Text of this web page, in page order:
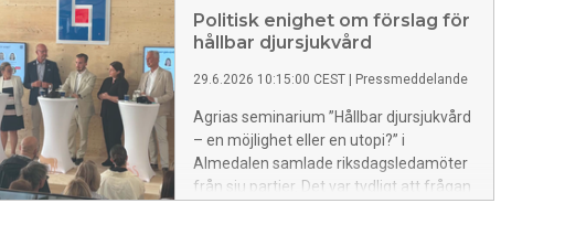
värmeslag och algförgiftning finns bland
de mest återkommande
många hundar som drabbas varje år och
olyckan kan vara framme när man minst
anar det, säger Agrias chefsveterinär
Lotta Möller Koivisto och bjuder på tips
inför semestern.
Politisk enighet om förslag för
hållbar djursjukvård
29.6.2026 10:15:00 CEST Pressmeddelande
Agrias seminarium ”Hållbar djursjukvård
– en möjlighet eller en utopi?” i
Almedalen samlade riksdagsledamöter
från sju partier. Det var tydligt att frågan